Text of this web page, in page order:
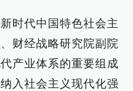
时代中国特色社会主
财经战略研究院副院
产业体系的重要组成
入社会主义现代化强